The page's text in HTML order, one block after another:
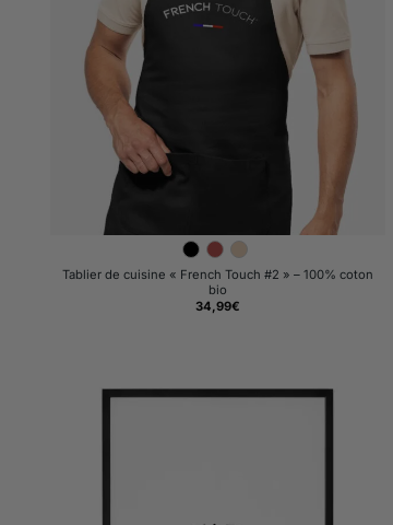
Tablier de cuisine « French Touch #2 » – 100% coton
bio
34,99€